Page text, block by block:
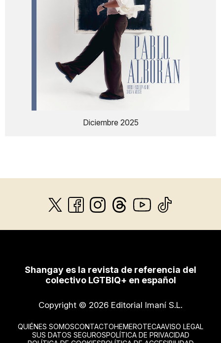
Diciembre 2025
Shangay es la revista de referencia del
colectivo LGTBIQ+ en español
Copyright © 2026 Editorial Imaní S.L.
QUIÉNES SOMOSCONTACTOHEMEROTECAAVISO LEGAL
SUS DATOS SEGUROSPOLÍTICA DE PRIVACIDAD